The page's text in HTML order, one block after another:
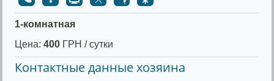
1-комнатная
Цена: 400 ГРН / сутки
Контактные данные хозяина